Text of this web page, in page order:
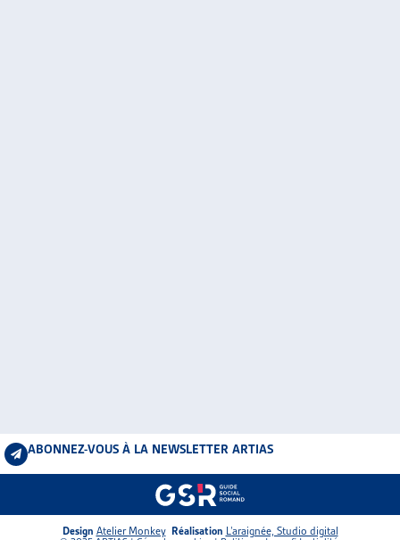
ABONNEZ-VOUS À LA NEWSLETTER ARTIAS
Design Atelier Monkey Réalisation L’araignée, Studio digital